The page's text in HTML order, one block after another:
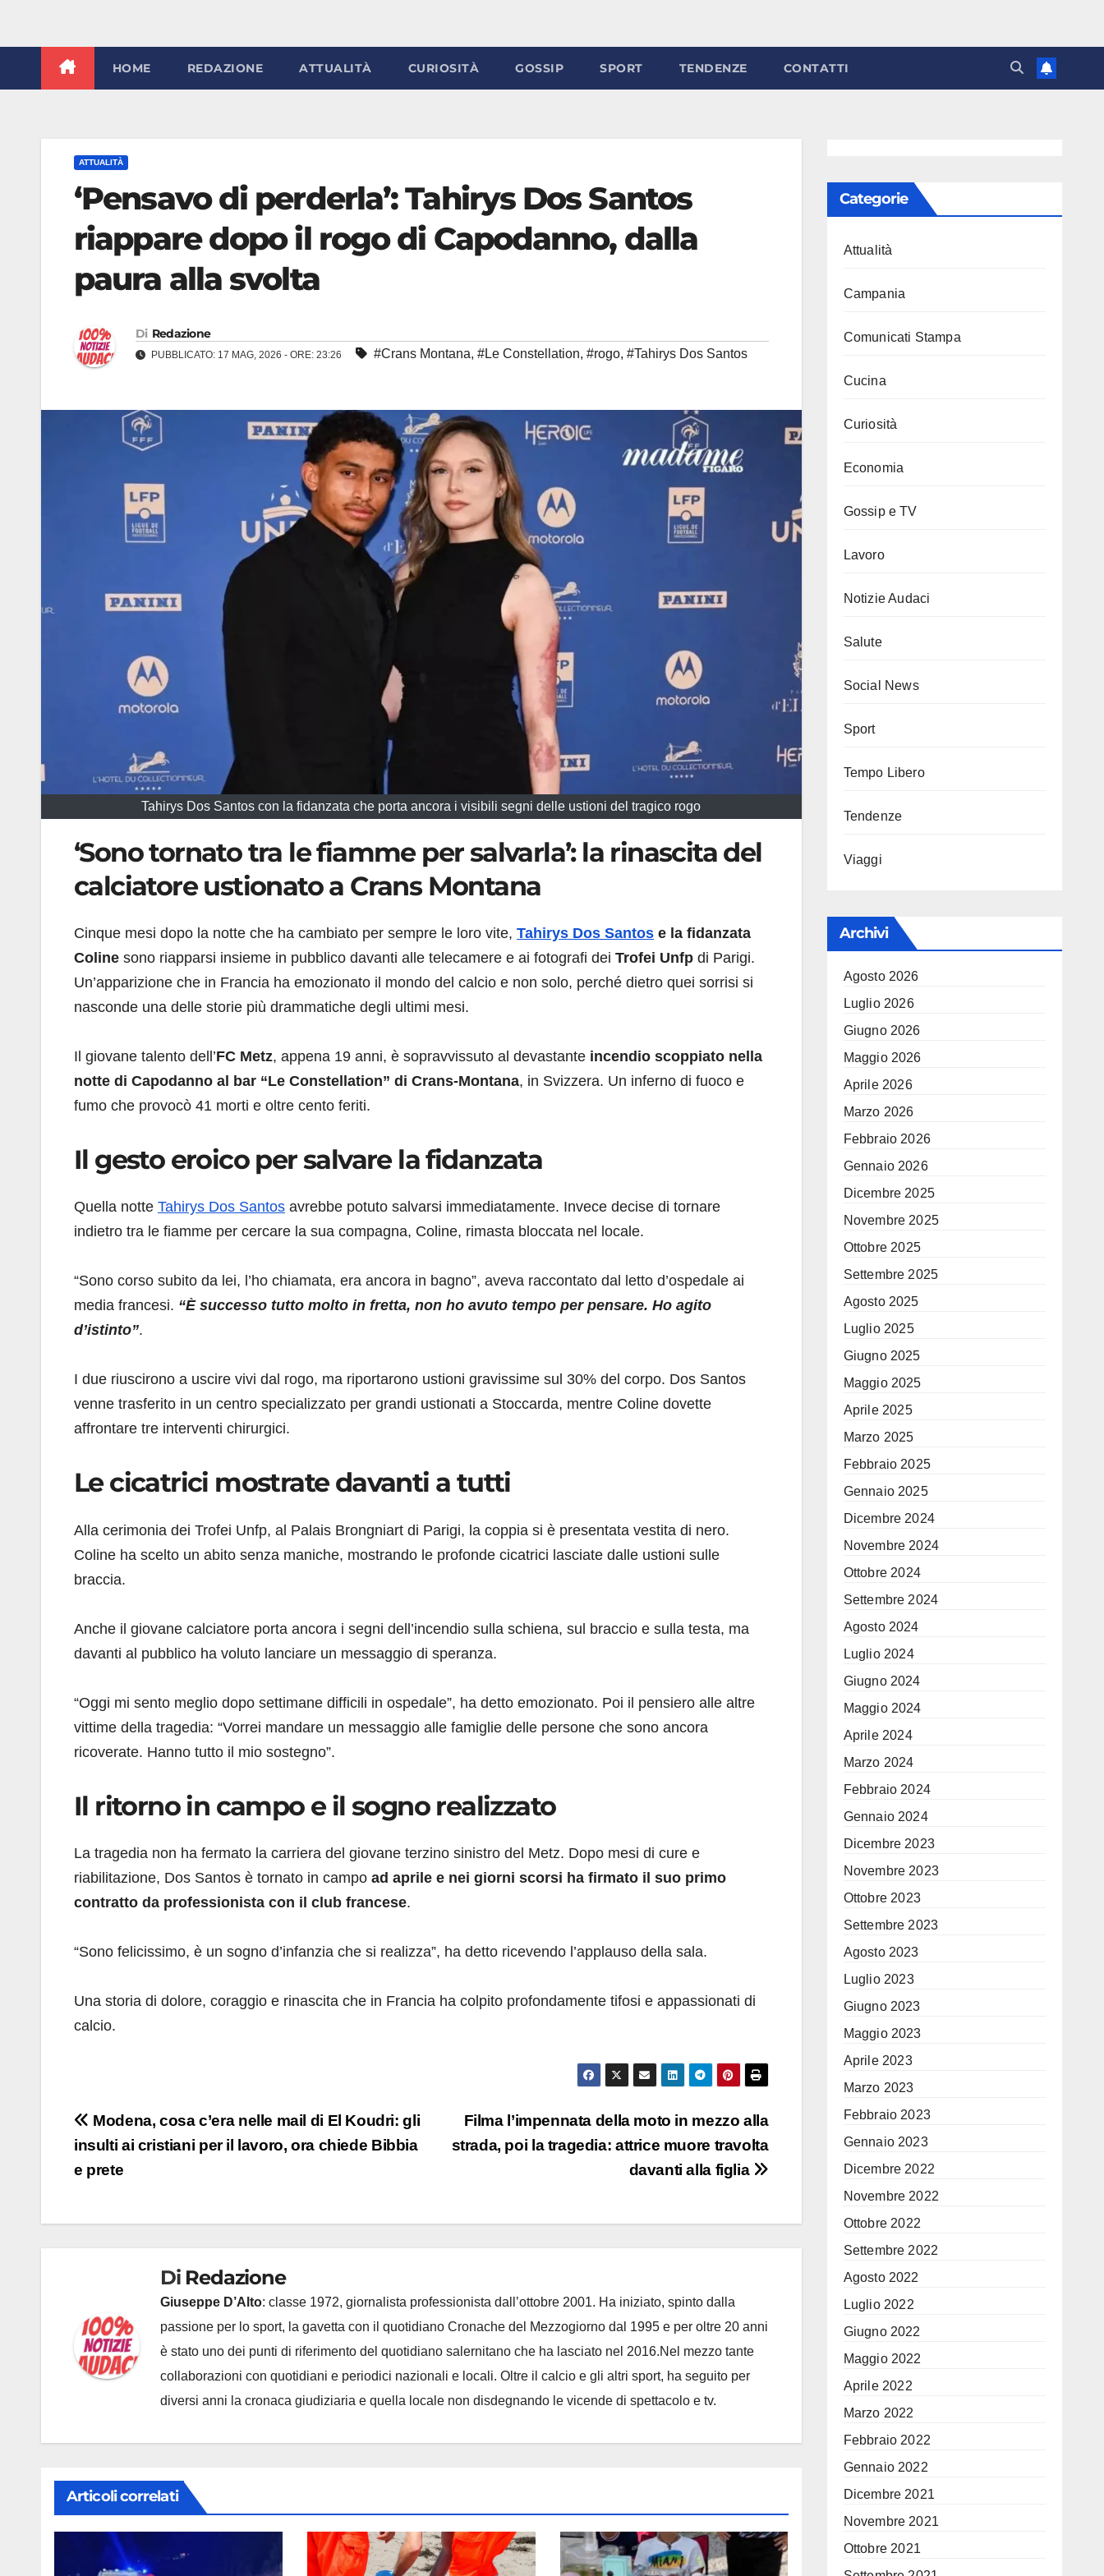
HOME REDAZIONE ATTUALITÀ CURIOSITÀ GOSSIP SPORT TENDENZE CONTATTI
ATTUALITÀ
‘Pensavo di perderla’: Tahirys Dos Santos
riappare dopo il rogo di Capodanno, dalla
paura alla svolta
Di Redazione
PUBBLICATO: 17 MAG, 2026 - ORE: 23:26 #Crans Montana, #Le Constellation, #rogo, #Tahirys Dos Santos
Tahirys Dos Santos con la fidanzata che porta ancora i visibili segni delle ustioni del tragico rogo
‘Sono tornato tra le fiamme per salvarla’: la rinascita del
calciatore ustionato a Crans Montana
Cinque mesi dopo la notte che ha cambiato per sempre le loro vite, Tahirys Dos Santos e la fidanzata
Coline sono riapparsi insieme in pubblico davanti alle telecamere e ai fotografi dei Trofei Unfp di Parigi.
Un’apparizione che in Francia ha emozionato il mondo del calcio e non solo, perché dietro quei sorrisi si
nasconde una delle storie più drammatiche degli ultimi mesi.
Il giovane talento dell’FC Metz, appena 19 anni, è sopravvissuto al devastante incendio scoppiato nella
notte di Capodanno al bar “Le Constellation” di Crans-Montana, in Svizzera. Un inferno di fuoco e
fumo che provocò 41 morti e oltre cento feriti.
Il gesto eroico per salvare la fidanzata
Quella notte Tahirys Dos Santos avrebbe potuto salvarsi immediatamente. Invece decise di tornare
indietro tra le fiamme per cercare la sua compagna, Coline, rimasta bloccata nel locale.
“Sono corso subito da lei, l’ho chiamata, era ancora in bagno”, aveva raccontato dal letto d’ospedale ai
media francesi. “È successo tutto molto in fretta, non ho avuto tempo per pensare. Ho agito
d’istinto”.
I due riuscirono a uscire vivi dal rogo, ma riportarono ustioni gravissime sul 30% del corpo. Dos Santos
venne trasferito in un centro specializzato per grandi ustionati a Stoccarda, mentre Coline dovette
affrontare tre interventi chirurgici.
Le cicatrici mostrate davanti a tutti
Alla cerimonia dei Trofei Unfp, al Palais Brongniart di Parigi, la coppia si è presentata vestita di nero.
Coline ha scelto un abito senza maniche, mostrando le profonde cicatrici lasciate dalle ustioni sulle
braccia.
Anche il giovane calciatore porta ancora i segni dell’incendio sulla schiena, sul braccio e sulla testa, ma
davanti al pubblico ha voluto lanciare un messaggio di speranza.
“Oggi mi sento meglio dopo settimane difficili in ospedale”, ha detto emozionato. Poi il pensiero alle altre
vittime della tragedia: “Vorrei mandare un messaggio alle famiglie delle persone che sono ancora
ricoverate. Hanno tutto il mio sostegno”.
Il ritorno in campo e il sogno realizzato
La tragedia non ha fermato la carriera del giovane terzino sinistro del Metz. Dopo mesi di cure e
riabilitazione, Dos Santos è tornato in campo ad aprile e nei giorni scorsi ha firmato il suo primo
contratto da professionista con il club francese.
“Sono felicissimo, è un sogno d’infanzia che si realizza”, ha detto ricevendo l’applauso della sala.
Una storia di dolore, coraggio e rinascita che in Francia ha colpito profondamente tifosi e appassionati di
calcio.
Navigazione
articoli
Filma l’impennata della moto in mezzo alla
strada, poi la tragedia: attrice muore travolta
davanti alla figlia
Modena, cosa c’era nelle mail di El Koudri: gli
insulti ai cristiani per il lavoro, ora chiede Bibbia
e prete
Di Redazione
Giuseppe D’Alto: classe 1972, giornalista professionista dall’ottobre 2001. Ha iniziato, spinto dalla
passione per lo sport, la gavetta con il quotidiano Cronache del Mezzogiorno dal 1995 e per oltre 20 anni
è stato uno dei punti di riferimento del quotidiano salernitano che ha lasciato nel 2016.Nel mezzo tante
collaborazioni con quotidiani e periodici nazionali e locali. Oltre il calcio e gli altri sport, ha seguito per
diversi anni la cronaca giudiziaria e quella locale non disdegnando le vicende di spettacolo e tv.
Articoli correlati
Categorie
Attualità
Campania
Comunicati Stampa
Cucina
Curiosità
Economia
Gossip e TV
Lavoro
Notizie Audaci
Salute
Social News
Sport
Tempo Libero
Tendenze
Viaggi
Archivi
Agosto 2026
Luglio 2026
Giugno 2026
Maggio 2026
Aprile 2026
Marzo 2026
Febbraio 2026
Gennaio 2026
Dicembre 2025
Novembre 2025
Ottobre 2025
Settembre 2025
Agosto 2025
Luglio 2025
Giugno 2025
Maggio 2025
Aprile 2025
Marzo 2025
Febbraio 2025
Gennaio 2025
Dicembre 2024
Novembre 2024
Ottobre 2024
Settembre 2024
Agosto 2024
Luglio 2024
Giugno 2024
Maggio 2024
Aprile 2024
Marzo 2024
Febbraio 2024
Gennaio 2024
Dicembre 2023
Novembre 2023
Ottobre 2023
Settembre 2023
Agosto 2023
Luglio 2023
Giugno 2023
Maggio 2023
Aprile 2023
Marzo 2023
Febbraio 2023
Gennaio 2023
Dicembre 2022
Novembre 2022
Ottobre 2022
Settembre 2022
Agosto 2022
Luglio 2022
Giugno 2022
Maggio 2022
Aprile 2022
Marzo 2022
Febbraio 2022
Gennaio 2022
Dicembre 2021
Novembre 2021
Ottobre 2021